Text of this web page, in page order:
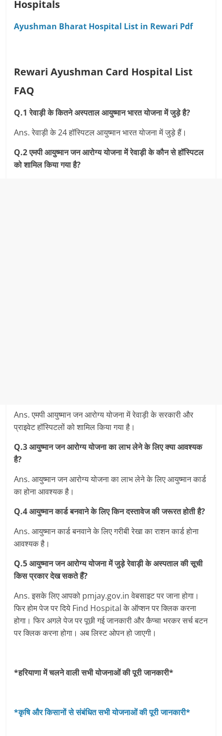
Hospitals
Ayushman Bharat Hospital List in Rewari Pdf
Rewari Ayushman Card Hospital List
FAQ
Q.1 रेवाड़ी के कितने अस्‍पताल आयुष्‍मान भारत योजना में जुड़े है?
Ans. रेवाड़ी के 24 हॉस्पिटल आयुष्‍मान भारत योजना में जुड़े हैं।
Q.2 एमपी आयुष्‍मान जन आरोग्‍य योजना में रेवाड़ी के कौन से हॉस्पिटल
को शामिल किया गया है?
Ans. एमपी आयुष्‍मान जन आरोग्‍य योजना में रेवाड़ी के सरकारी और
प्राइवेट हॉस्पिटलों को शामिल किया गया है।
Q.3 आयुष्‍मान जन आरोग्‍य योजना का लाभ लेने के लिए क्‍या आवश्‍यक
है?
Ans. आयुष्‍मान जन आरोग्‍य योजना का लाभ लेने के लिए आयुष्‍मान कार्ड
का होना आवश्‍यक है।
Q.4 आयुष्‍मान कार्ड बनवाने के लिए किन दस्‍तावेज की जरूरत होती है?
Ans. आयुष्‍मान कार्ड बनवाने के लिए गरीबी रेखा का राशन कार्ड होना
आवश्‍यक है।
Q.5 आयुष्‍मान जन आरोग्‍य योजना में जुड़े रेवाड़ी के अस्‍पताल की सूची
किस प्रकार देख सकते हैं?
Ans. इसके लिए आपको pmjay.gov.in वेबसाइट पर जाना होगा।
फिर होम पेज पर दिये Find Hospital के ऑप्‍शन पर क्लिक करना
होगा। फिर अगले पेज पर पूछी गई जानकारी और कैप्‍चा भरकर सर्च बटन
पर क्लिक करना होगा। अब लिस्‍ट ओपन हो जाएगी।
*हरियाणा में चलने वाली सभी योजनाओं की पूरी जानकारी*
*कृषि और किसानों से संबंधित सभी योजनाओं की पूरी जानकारी*